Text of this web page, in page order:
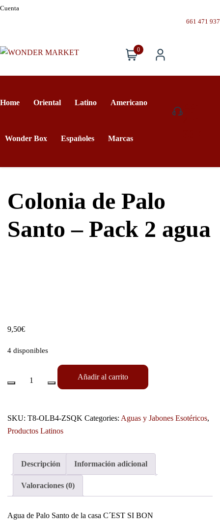
Cuenta
661 471 937
0
Home Oriental Latino Americano
Wonder Box Españoles Marcas
661
Colonia de Palo
Santo – Pack 2 agua
9,50€
4 disponibles
Añadir al carrito
SKU: T8-OLB4-ZSQK Categories: Aguas y Jabones Esotéricos,
Productos Latinos
Descripción Información adicional
Valoraciones (0)
Agua de Palo Santo de la casa C´EST SI BON